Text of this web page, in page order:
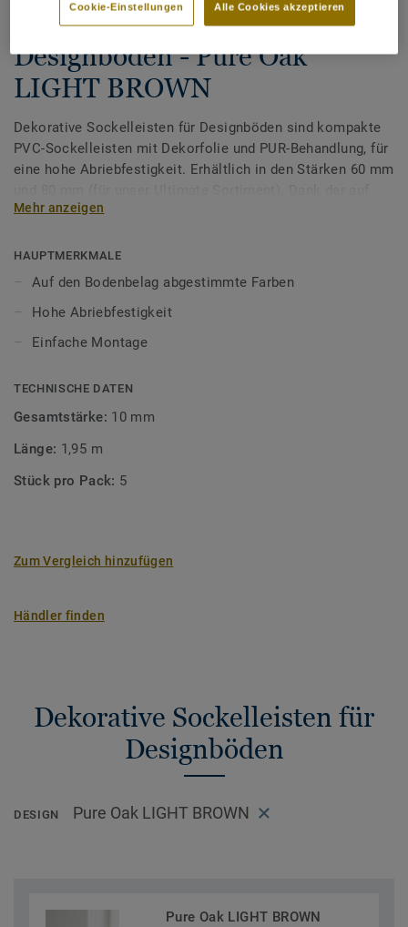
Dekorative Sockelleisten für
Designböden - Pure Oak
LIGHT BROWN
Dekorative Sockelleisten für Designböden sind kompakte
PVC-Sockelleisten mit Dekorfolie und PUR-Behandlung, für
eine hohe Abriebfestigkeit. Erhältlich in den Stärken 60 mm
unsere Designböden abgestimmten Farben sorgen Sie für
Mehr anzeigen
HAUPTMERKMALE
Auf den Bodenbelag abgestimmte Farben
Hohe Abriebfestigkeit
Einfache Montage
TECHNISCHE DATEN
Gesamtstärke: 10 mm
Länge: 1,95 m
Stück pro Pack: 5
Zum Vergleich hinzufügen
Händler finden
Dekorative Sockelleisten für
Designböden
DESIGN Pure Oak LIGHT BROWN
Pure Oak LIGHT BROWN
Alle Cookies akzeptieren
Cookie-Einstellungen